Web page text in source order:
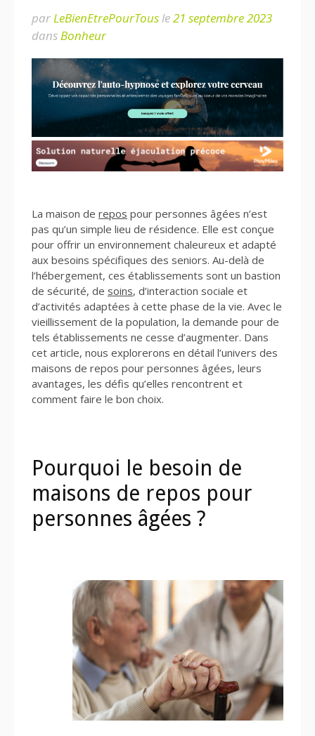
parLeBienEtrePourTousle21 septembre 2023
dansBonheur
La maison de repos pour personnes âgées n’est
pas qu’un simple lieu de résidence. Elle est conçue
pour offrir un environnement chaleureux et adapté
aux besoins spécifiques des seniors. Au-delà de
l’hébergement, ces établissements sont un bastion
de sécurité, de soins, d’interaction sociale et
d’activités adaptées à cette phase de la vie. Avec le
vieillissement de la population, la demande pour de
tels établissements ne cesse d’augmenter. Dans
cet article, nous explorerons en détail l’univers des
maisons de repos pour personnes âgées, leurs
avantages, les défis qu’elles rencontrent et
comment faire le bon choix.
Pourquoi le besoin de
maisons de repos pour
personnes âgées ?